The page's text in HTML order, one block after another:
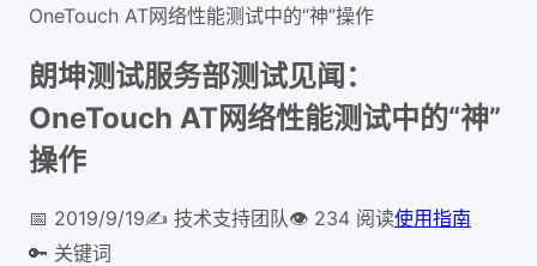
OneTouch AT网络性能测试中的“神”操作
朗坤测试服务部测试见闻：
OneTouch AT网络性能测试中的“神”
操作
📅 2019/9/19✍️ 技术支持团队👁 234 阅读使用指南
🔑 关键词